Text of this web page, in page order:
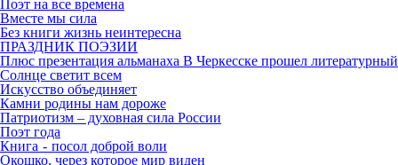
Поэт на все времена
Вместе мы сила
Без книги жизнь неинтересна
ПРАЗДНИК ПОЭЗИИ
Плюс презентация альманаха В Черкесске прошел
Солнце светит всем
Искусство объединяет
Камни родины нам дороже
Патриотизм – духовная сила России
Поэт года
Книга - посол доброй воли
Окошко, через которое мир виден